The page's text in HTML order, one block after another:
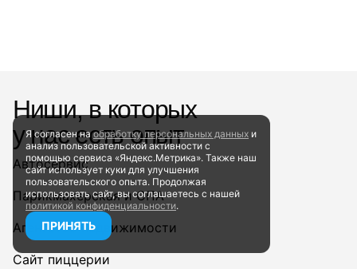
Ниши, в которых
у нас есть опыт
Автосервис
Парикмахерская и СПА
Агентство недвижимости
Сайт пиццерии
Я согласен наобработку персональных данных и
анализ пользовательской активности с
помощью сервиса «Яндекс.Метрика». Также наш
сайтиспользует куки для улучшения
пользовательского опыта. Продолжая
использовать сайт, вы соглашаетесь с нашей
политикой конфиденциальности.
ПРИНЯТЬ